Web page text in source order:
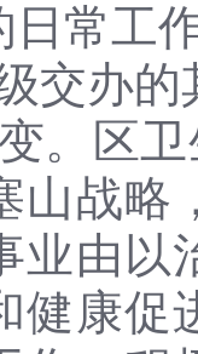
日常工
交办的
。区
山战略
业由以
健康促